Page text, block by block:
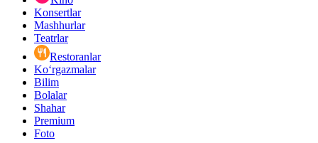
Konsertlar
Mashhurlar
Teatrlar
Restoranlar
Ko‘rgazmalar
Bilim
Bolalar
Shahar
Premium
Foto